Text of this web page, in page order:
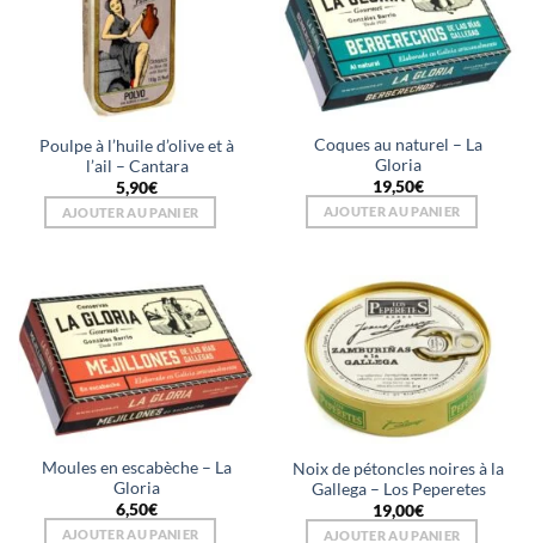
Poulpe à l’huile d’olive et à
l’ail – Cantara
5,90€
AJOUTER AU PANIER
Coques au naturel – La
Gloria
19,50€
AJOUTER AU PANIER
Moules en escabèche – La
Gloria
6,50€
AJOUTER AU PANIER
Noix de pétoncles noires à la
Gallega – Los Peperetes
19,00€
AJOUTER AU PANIER